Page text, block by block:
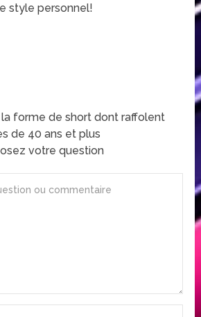
style personnel!
forme de short dont raffolent
de 40 ans et plus
votre question